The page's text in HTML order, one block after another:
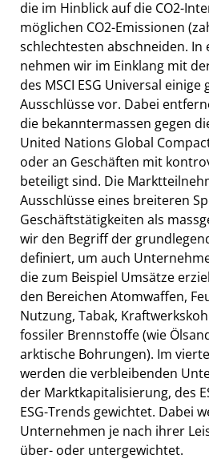
die im Hinblick auf die CO2-
möglichen CO2-Emissionen
schlechtesten abschneiden.
nehmen wir im Einklang mit
des MSCI ESG Universal
Ausschlüsse vor. Dabei
die bekanntermassen gegen
United Nations Global
oder an Geschäften mit
beteiligt sind. Die
Ausschlüsse eines breiteren
Geschäftstätigkeiten als
wir den Begriff der
definiert, um auch
die zum Beispiel Umsätze
den Bereichen Atomwaffen,
Nutzung, Tabak,
fossiler Brennstoffe (wie
arktische Bohrungen). Im
werden die verbleibenden
der Marktkapitalisierung, des
ESG-Trends gewichtet. Dabei
Unternehmen je nach ihrer
über- oder untergewichtet.